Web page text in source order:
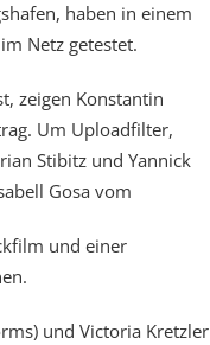
haben in einem
Netz getestet.
zeigen Konstantin
Um Uploadfilter,
Stibitz und Yannick
Gosa vom
und einer
und Victoria Kretzler